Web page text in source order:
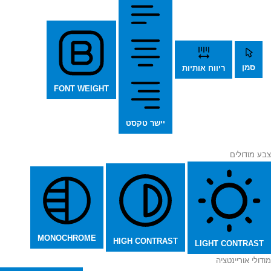
סמן ריווח אותיות
יישר טקסט
FONT WEIGHT
צבע מודולים
LIGHT CONTRAST
HIGH CONTRAST
MONOCHROME
מודולי אוריינטציה